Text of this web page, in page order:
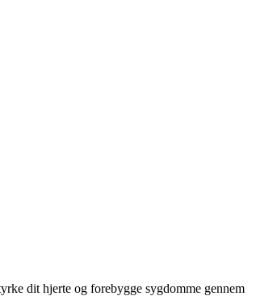
dit hjerte og forebygge sygdomme gennem